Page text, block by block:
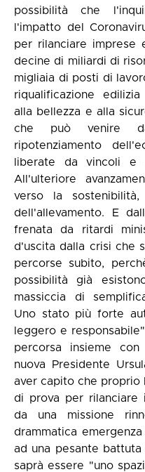
possibilità che
l'impatto del
per rilanciare imprese
decine di miliardi di
migliaia di posti di
riqualificazione
alla bellezza e alla
che può venire
ripotenziamento
liberate da vincoli e
All'ulteriore
verso la
dell'allevamento. E
frenata da ritardi
d'uscita dalla crisi che
percorse subito,
possibilità già
massiccia di
Uno stato più forte
leggero e
percorsa insieme
nuova Presidente
aver capito che proprio
di prova per
da una missione
drammatica
ad una pesante
saprà essere "uno